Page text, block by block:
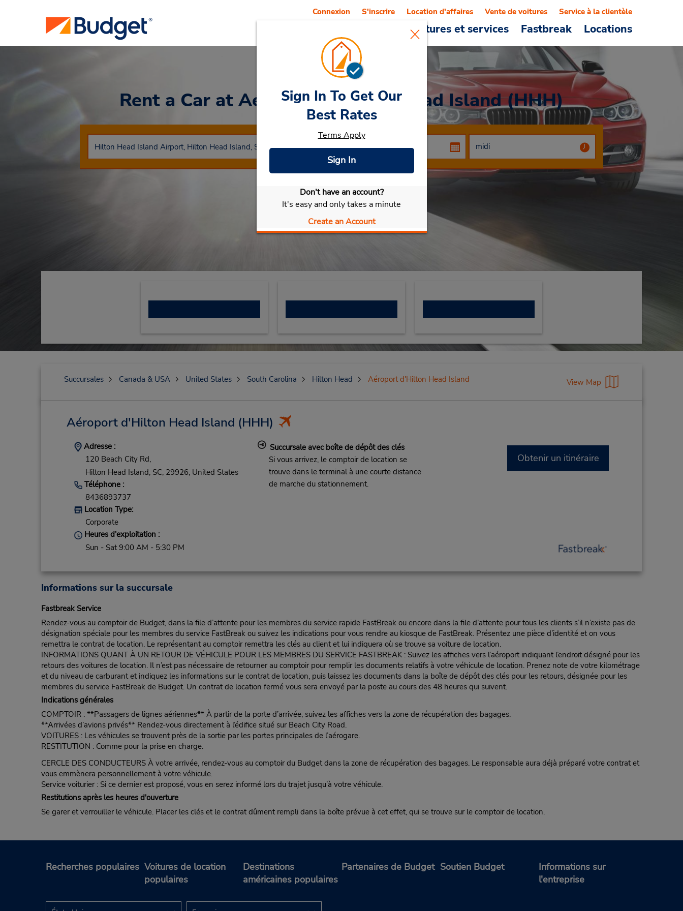
Voitures et services Fastbreak Locations
Connexion S'inscrire Location d'affaires Vente de voitures Service à la clientèle
Rent a Car at Aéroport d'Hilton Head Island (HHH)
Sélectionner ma voiture
Sign In To Get Our
Best Rates
Terms Apply
Sign In
Don't have an account?
It's easy and only takes a minute
Create an Account
Succursales Canada & USA United States South Carolina Hilton Head Aéroport d'Hilton Head Island View Map
Aéroport d'Hilton Head Island (HHH)
Adresse :
120 Beach City Rd,
Hilton Head Island, SC, 29926, United States
Téléphone :
8436893737
Location Type:
Corporate
Heures d'exploitation :
Sun - Sat 9:00 AM - 5:30 PM
Succursale avec boîte de dépôt des clés
Si vous arrivez, le comptoir de location se
trouve dans le terminal à une courte distance
de marche du stationnement.
Obtenir un itinéraire
Informations sur la succursale
Fastbreak Service
Rendez-vous au comptoir de Budget, dans la file d’attente pour les membres du service rapide FastBreak ou encore dans la file d’attente pour tous les clients s’il n’existe pas de
désignation spéciale pour les membres du service FastBreak ou suivez les indications pour vous rendre au kiosque de FastBreak. Présentez une pièce d’identité et on vous
remettra le contrat de location. Le représentant au comptoir remettra les clés au client et lui indiquera où se trouve sa voiture de location.
INFORMATIONS QUANT À UN RETOUR DE VÉHICULE POUR LES MEMBRES DU SERVICE FASTBREAK : Suivez les affiches vers l’aéroport indiquant l’endroit désigné pour les
retours des voitures de location. Il n’est pas nécessaire de retourner au comptoir pour remplir les documents relatifs à votre véhicule de location. Prenez note de votre kilométrage
et du niveau de carburant et indiquez les informations sur le contrat de location, puis laissez les documents dans la boîte de dépôt des clés pour les retours, désignée pour les
membres du service FastBreak de Budget. Un contrat de location fermé vous sera envoyé par la poste au cours des 48 heures qui suivent.
Indications générales
COMPTOIR : **Passagers de lignes aériennes** À partir de la porte d’arrivée, suivez les affiches vers la zone de récupération des bagages.
**Arrivées d’avions privés** Rendez-vous directement à l’édifice situé sur Beach City Road.
VOITURES : Les véhicules se trouvent près de la sortie par les portes principales de l’aérogare.
RESTITUTION : Comme pour la prise en charge.
CERCLE DES CONDUCTEURS À votre arrivée, rendez-vous au comptoir du Budget dans la zone de récupération des bagages. Le responsable aura déjà préparé votre contrat et
vous emmènera personnellement à votre véhicule.
Service voiturier : Si ce dernier est proposé, vous en serez informé lors du trajet jusqu’à votre véhicule.
Restitutions après les heures d'ouverture
Se garer et verrouiller le véhicule. Placer les clés et le contrat dûment rempli dans la boîte prévue à cet effet, qui se trouve sur le comptoir de location.
Recherches populaires Voitures de location
populaires
Destinations
américaines populaires
Partenaires de Budget Soutien Budget
Informations sur
l'entreprise